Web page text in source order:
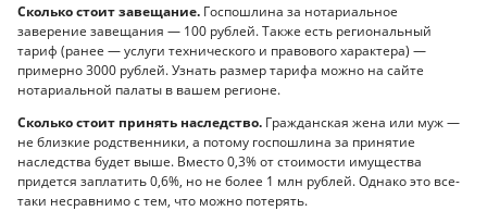
Сколько стоит завещание. Госпошлина за нотариальное
заверение завещания — 100 рублей. Также есть региональный
тариф (ранее — услуги технического и правового характера) —
примерно 3000 рублей. Узнать размер тарифа можно на сайте
нотариальной палаты в вашем регионе.
Сколько стоит принять наследство. Гражданская жена или муж —
не близкие родственники, а потому госпошлина за принятие
наследства будет выше. Вместо 0,3% от стоимости имущества
придется заплатить 0,6%, но не более 1 млн рублей. Однако это все-
таки несравнимо с тем, что можно потерять.